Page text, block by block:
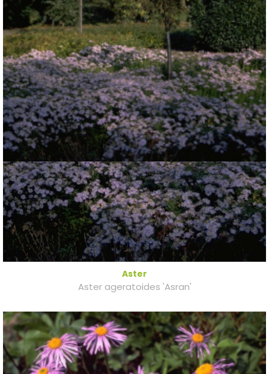
Aster
Aster ageratoides 'Asran'